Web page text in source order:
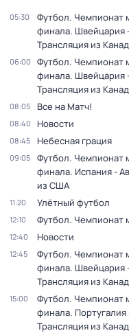
05:30
Футбол. Чемпионат
финала. Швейцария
Трансляция из
06:00
Футбол. Чемпионат
финала. Швейцария
Трансляция из
08:05 Все на Матч!
08:40 Новости
08:45 Небесная грация
09:05
Футбол. Чемпионат
финала. Испания -
из США
11:20 Улётный футбол
12:10 Футбол. Чемпионат
12:40 Новости
12:45
Футбол. Чемпионат
финала. Швейцария
Трансляция из
15:00
Футбол. Чемпионат
финала. Португалия
Трансляция из